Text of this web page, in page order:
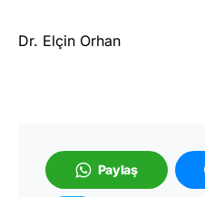
Dr. Elçin Orhan
Paylaş